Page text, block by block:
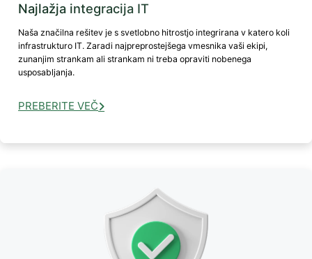
Najlažja integracija IT
Naša značilna rešitev je s svetlobno hitrostjo integrirana v katero koli
infrastrukturo IT. Zaradi najpreprostejšega vmesnika vaši ekipi,
zunanjim strankam ali strankam ni treba opraviti nobenega
usposabljanja.
PREBERITE VEČ